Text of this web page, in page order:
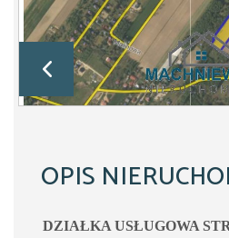
OPIS
DZIAŁKA USŁUGOWA